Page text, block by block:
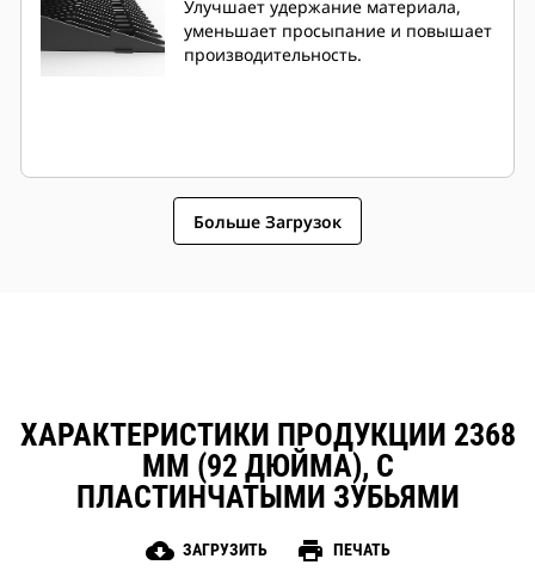
Улучшает удержание материала,
уменьшает просыпание и повышает
производительность.
Больше Загрузок
ХАРАКТЕРИСТИКИ ПРОДУКЦИИ 2368
ММ (92 ДЮЙМА), С
ПЛАСТИНЧАТЫМИ ЗУБЬЯМИ
cloud_download ЗАГРУЗИТЬ print ПЕЧАТЬ